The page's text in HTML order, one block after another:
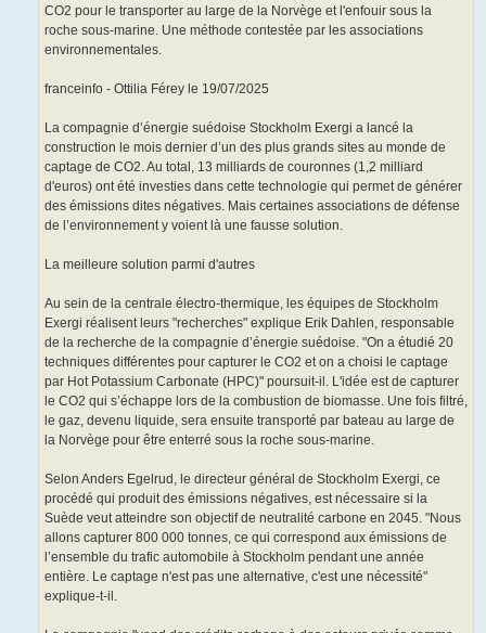
CO2 pour le transporter au large de la Norvège et l'enfouir sous la
roche sous-marine. Une méthode contestée par les associations
environnementales.
franceinfo - Ottilia Férey le 19/07/2025
La compagnie d’énergie suédoise Stockholm Exergi a lancé la
construction le mois dernier d’un des plus grands sites au monde de
captage de CO2. Au total, 13 milliards de couronnes (1,2 milliard
d'euros) ont été investies dans cette technologie qui permet de générer
des émissions dites négatives. Mais certaines associations de défense
de l’environnement y voient là une fausse solution.
La meilleure solution parmi d'autres
Au sein de la centrale électro-thermique, les équipes de Stockholm
Exergi réalisent leurs "recherches" explique Erik Dahlen, responsable
de la recherche de la compagnie d’énergie suédoise. "On a étudié 20
techniques différentes pour capturer le CO2 et on a choisi le captage
par Hot Potassium Carbonate (HPC)" poursuit-il. L'idée est de capturer
le CO2 qui s’échappe lors de la combustion de biomasse. Une fois filtré,
le gaz, devenu liquide, sera ensuite transporté par bateau au large de
la Norvège pour être enterré sous la roche sous-marine.
Selon Anders Egelrud, le directeur général de Stockholm Exergi, ce
procédé qui produit des émissions négatives, est nécessaire si la
Suède veut atteindre son objectif de neutralité carbone en 2045. "Nous
allons capturer 800 000 tonnes, ce qui correspond aux émissions de
l’ensemble du trafic automobile à Stockholm pendant une année
entière. Le captage n'est pas une alternative, c'est une nécessité"
explique-t-il.